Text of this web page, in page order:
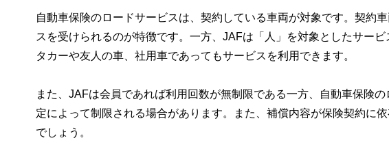
自動車保険のロードサービスは、契約している車両が対象です。契約
スを受けられるのが特徴です。一方、JAFは「人」を対象としたサー
タカーや友人の車、社用車であってもサービスを利用できます。
また、JAFは会員であれば利用回数が無制限である一方、自動車保険
定によって制限される場合があります。また、補償内容が保険契約に
でしょう。